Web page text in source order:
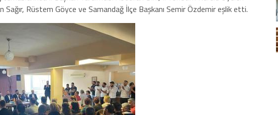
Sağır, Rüstem Göyce ve Samandağ İlçe Başkanı Semir Özdemir eşlik etti.